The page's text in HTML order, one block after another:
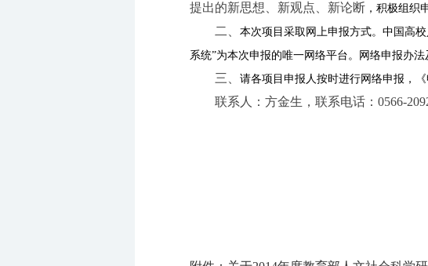
提出的新思想、新观点、新论断 ，积极组织
二、 本次项目采取网上申报方式。中国高
系统”为本次申报的唯一网络平台。网络申报办法
三、 请各项目申报人按时进行网络申报，
联系人：方金生，联系电话：0566-